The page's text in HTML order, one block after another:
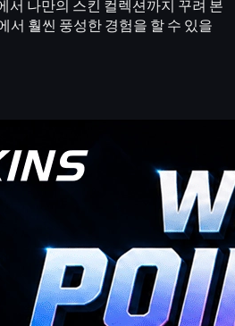
서 나만의 스킨 컬렉션까지 꾸려 본
서 훨씬 풍성한 경험을 할 수 있을
이더 여러분! 주간 보너스 블로
다!
가장 포괄적인 UUSKINS 기프트 포
다. 저희는 이 페이지를 매주 업데이
를 제공합니다. 주문이 해당 금액을
용하여 포인트를 받고 스토어에서
할 수 있습니다!